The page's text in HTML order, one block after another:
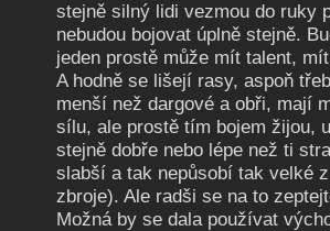
stejně silný lidi vezmou do ruky
nebudou bojovat úplně stejně.
jeden prostě může mít talent,
A hodně se lišejí rasy, aspoň
menší než dargové a obři, mají
sílu, ale prostě tím bojem žijou,
stejně dobře nebo lépe než ti
slabší a tak nepůsobí tak velké
zbroje). Ale radši se na to
Možná by se dala používat